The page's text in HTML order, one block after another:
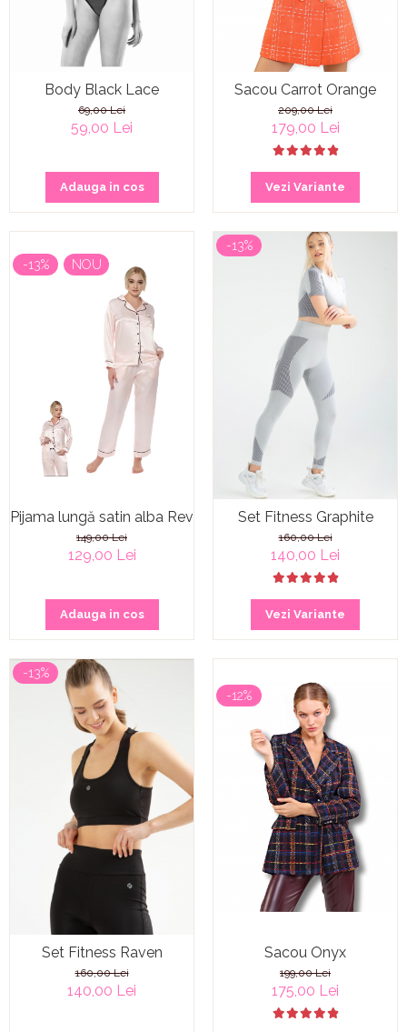
Body Black Lace
69,00 Lei
59,00 Lei
Adauga in cos
Sacou Carrot Orange
209,00 Lei
179,00 Lei
Vezi Variante
-13% NOU
Pijama lungă satin alba Reverie Pink
149,00 Lei
129,00 Lei
Adauga in cos
-13%
Set Fitness Graphite
160,00 Lei
140,00 Lei
Vezi Variante
-13%
Set Fitness Raven
160,00 Lei
140,00 Lei
-12%
Sacou Onyx
199,00 Lei
175,00 Lei